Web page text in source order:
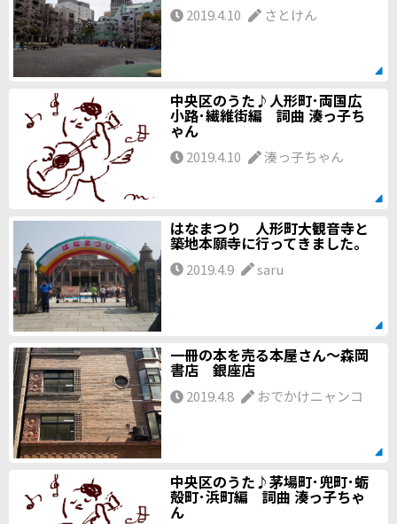
2019.4.10 さとけん
中央区のうた♪人形町･両国広
小路･繊維街編 詞曲 湊っ子ち
ゃん
2019.4.10 湊っ子ちゃん
はなまつり 人形町大観音寺と
築地本願寺に行ってきました。
2019.4.9 saru
一冊の本を売る本屋さん～森岡
書店 銀座店
2019.4.8 おでかけニャンコ
中央区のうた♪茅場町･兜町･蛎
殻町･浜町編 詞曲 湊っ子ちゃ
ん